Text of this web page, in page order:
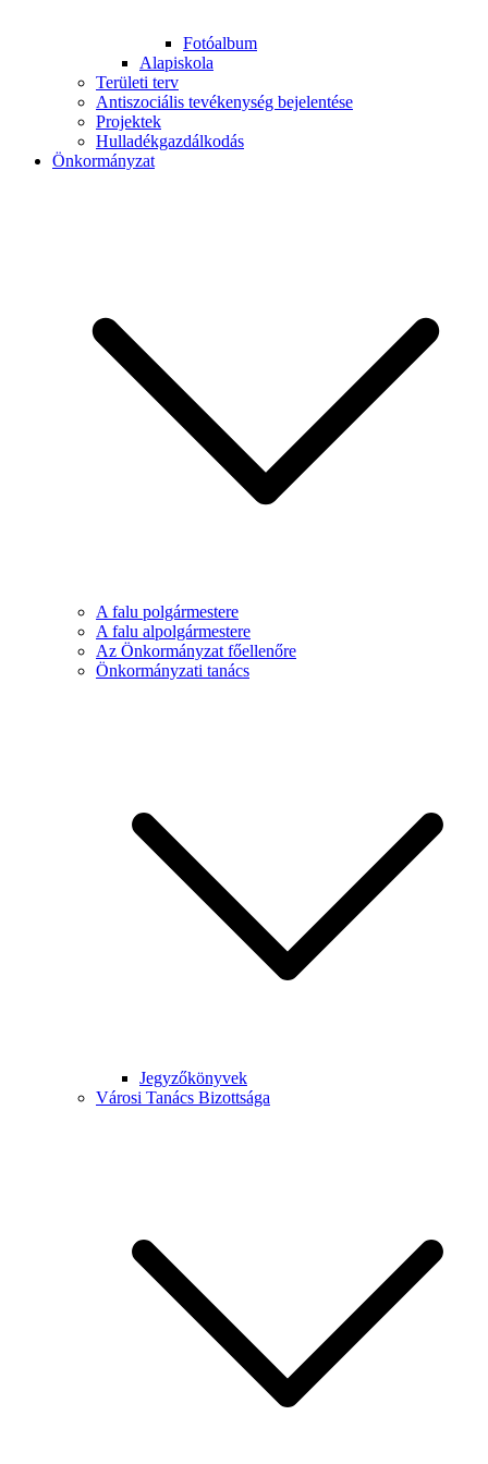
Fotóalbum
Alapiskola
Területi terv
Antiszociális tevékenység bejelentése
Projektek
Hulladékgazdálkodás
Önkormányzat
A falu polgármestere
A falu alpolgármestere
Az Önkormányzat főellenőre
Önkormányzati tanács
Jegyzőkönyvek
Városi Tanács Bizottsága